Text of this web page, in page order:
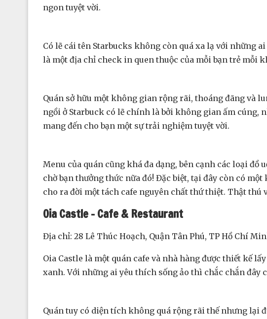
ngon tuyệt vời.
Có lẽ cái tên Starbucks không còn quá xa lạ với những
là một địa chỉ check in quen thuộc của mỗi bạn trẻ mỗi
Quán sở hữu một không gian rộng rãi, thoáng đãng và
ngồi ở Starbuck có lẽ chính là bởi không gian ấm cúng,
mang đến cho bạn một sự trải nghiệm tuyệt vời.
Menu của quán cũng khá đa dạng, bên cạnh các loại
chờ bạn thưởng thức nữa đó! Đặc biệt, tại đây còn có
cho ra đời một tách cafe nguyên chất thứ thiệt. Thật thú
Oia Castle – Cafe & Restaurant
Địa chỉ: 28 Lê Thúc Hoạch, Quận Tân Phú, TP Hồ Chí
Oia Castle là một quán cafe và nhà hàng được thiết kế
xanh. Với những ai yêu thích sống ảo thì chắc chắn
Quán tuy có diện tích không quá rộng rãi thế nhưng lại